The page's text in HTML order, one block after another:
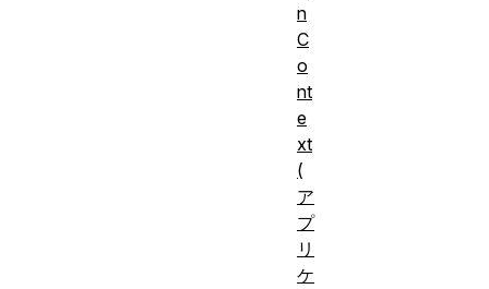
n
C
o
nt
e
xt
(
ア
プ
リ
ケ